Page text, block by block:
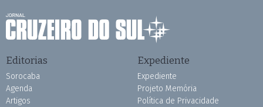
Editorias
Sorocaba
Agenda
Artigos
Expediente
Expediente
Projeto Memória
Política de Privacidade